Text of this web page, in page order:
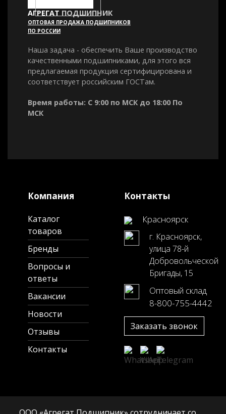
АГРЕГАТ ПОДШИПНИК
ОПТОВАЯ ПРОДАЖА ПОДШИПНИКОВ
ПО РОССИИ
Наша задача - обеспечить Ваше производство
качественными подшипниками, для этого вся
предлагаемая продукция сертифицирована и
соответствует российским ГОСТам.
Время работы: С 9:00 по МСК до 18:00 По
МСК
Компания
Каталог
товаров
Бренды
Вопросы и
ответы
Вакансии
Новости
Отзывы
Контакты
Контакты
Красноярск
г. Красноярск,
улица 78-й
Добровольческой
Бригады, 15
Оптовый склад
8-800-755-4442
Заказать звонок